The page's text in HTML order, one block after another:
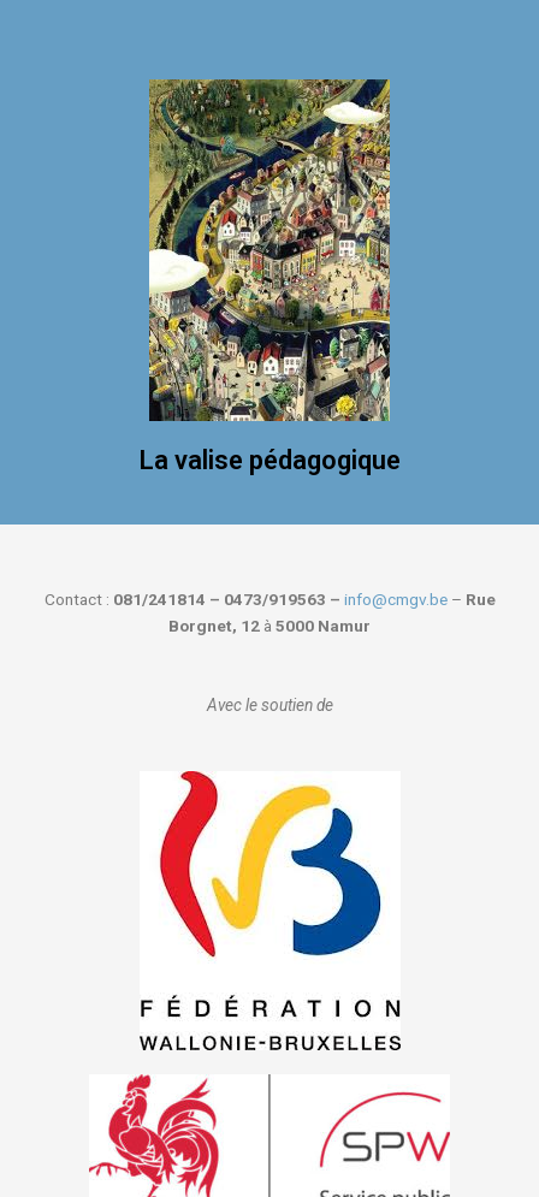
La valise pédagogique
Contact : 081/241814 – 0473/919563 – info@cmgv.be– Rue
Borgnet, 12 à 5000 Namur
Avec le soutien de